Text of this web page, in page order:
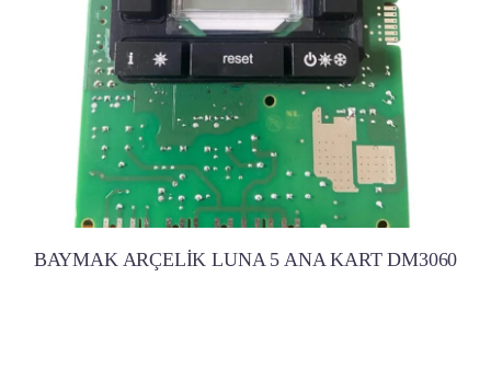
BAYMAK ARÇELİK LUNA 5 ANA KART DM3060